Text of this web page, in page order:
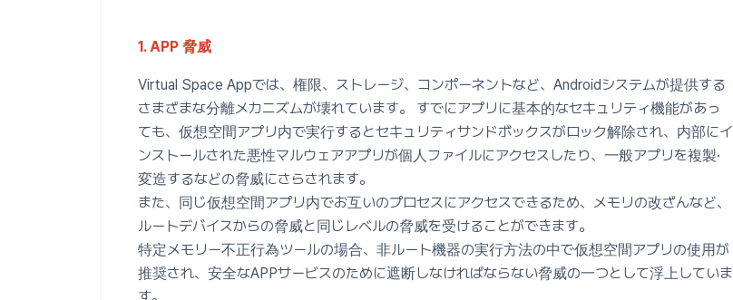
1. APP 脅威
Virtual Space Appでは、権限、ストレージ、コンポーネントなど、Androidシステムが提供する
さまざまな分離メカニズムが壊れています。 すでにアプリに基本的なセキュリティ機能があっ
ても、仮想空間アプリ内で実行するとセキュリティサンドボックスがロック解除され、内部にイ
ンストールされた悪性マルウェアアプリが個人ファイルにアクセスしたり、一般アプリを複製·
変造するなどの脅威にさらされます。
また、同じ仮想空間アプリ内でお互いのプロセスにアクセスできるため、メモリの改ざんなど、
ルートデバイスからの脅威と同じレベルの脅威を受けることができます。
特定メモリー不正行為ツールの場合、非ルート機器の実行方法の中で仮想空間アプリの使用が
推奨され、安全なAPPサービスのために遮断しなければならない脅威の一つとして浮上していま